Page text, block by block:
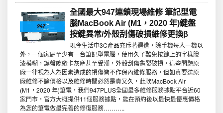
全國最大947連鎖現場維修 筆記型電
腦MacBook Air (M1，2020 年)鍵盤
按鍵異常/外殼刮傷破損維修更換β
現今生活中3C產品充斥著週遭，除手機每人一機以
外，一個家庭至少有一台筆記型電腦，使用久了難免按鍵上的字樣脫
漆模糊，鍵盤隙縫卡灰塵甚至受潮，外殼刮傷龜裂破損，這些問題原
廠一律視為人為因素造成的損傷皆不作保內維修服務，但如真要送原
廠維修不論價格以及維修時間必然是貴又久，此款MacBook Air
(M1，2020 年)筆電，我們947PLUS全國最多維修服務據點平台近60
家門市，官方大概提供11個服務據點，能在預約後以最快最優惠價格
為您的筆電做最完善的修復服務………..